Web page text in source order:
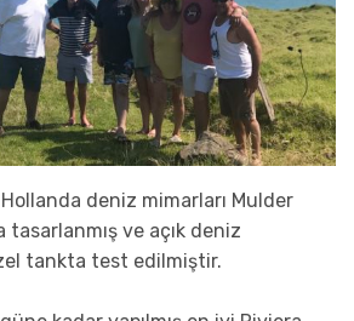
deniz mimarları Mulder
ve açık deniz
tankta test edilmiştir.